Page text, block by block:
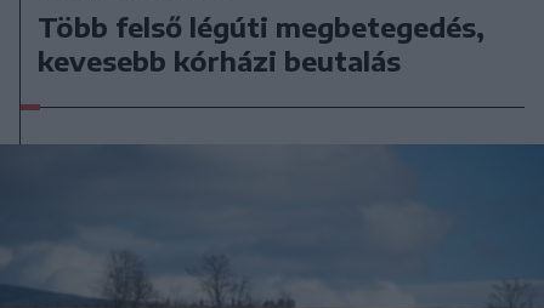
Több felső légúti megbetegedés,
kevesebb kórházi beutalás